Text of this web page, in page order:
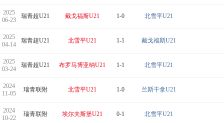
2025
06-23
瑞青超U21 戴戈福斯U21 1-0 北雪平U21
2025
04-14
瑞青超U21 北雪平U21 1-1 戴戈福斯U21
2025
03-24
瑞青超U21 布罗马博亚纳U21 1-1 北雪平U21
2024
11-05
瑞青联附 北雪平U21 1-0 兰斯干拿U21
2024
10-22
瑞青联附 埃尔夫斯堡U21 0-1 北雪平U21